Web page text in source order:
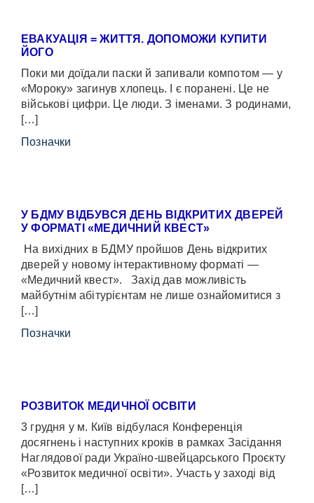
ЕВАКУАЦІЯ = ЖИТТЯ. ДОПОМОЖИ КУПИТИ
ЙОГО
Поки ми доїдали паски й запивали компотом — у
«Мороку» загинув хлопець. І є поранені. Це не
військові цифри. Це люди. З іменами. З родинами,
[…]
Позначки
У БДМУ ВІДБУВСЯ ДЕНЬ ВІДКРИТИХ ДВЕРЕЙ
У ФОРМАТІ «МЕДИЧНИЙ КВЕСТ»
На вихідних в БДМУ пройшов День відкритих
дверей у новому інтерактивному форматі —
«Медичний квест». Захід дав можливість
майбутнім абітурієнтам не лише ознайомитися з
[…]
Позначки
РОЗВИТОК МЕДИЧНОЇ ОСВІТИ
3 грудня у м. Київ відбулася Конференція
досягнень і наступних кроків в рамках Засідання
Наглядової ради Україно-швейцарського Проєкту
«Розвиток медичної освіти». Участь у заході від
[…]